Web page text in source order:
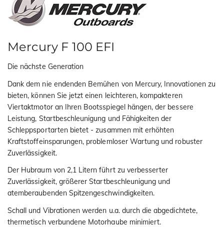
Mercury F 100 EFI
Die nächste Generation
Dank dem nie endenden Bemühen von Mercury, Innovationen zu
bieten, können Sie jetzt einen leichteren, kompakteren
Viertaktmotor an Ihren Bootsspiegel hängen, der bessere
Leistung, Startbeschleunigung und Fähigkeiten der
Schleppsportarten bietet - zusammen mit erhöhten
Kraftstoffeinsparungen, problemloser Wartung und robuster
Zuverlässigkeit.
Der Hubraum von 2,1 Litern führt zu verbesserter
Zuverlässigkeit, größerer Startbeschleunigung und
atemberaubenden Spitzengeschwindigkeiten.
Schall und Vibrationen werden u.a. durch die abgedichtete,
thermetisch verbundene Motorhaube minimiert.